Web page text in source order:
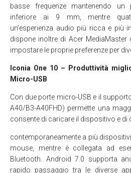
basse frequenze mantenendo
inferiore ai 9 mm, mentre
un’esperienza audio più ricca e più
dispone inoltre di Acer MediaMaster
impostare le proprie preferenze per
Iconia One 10 – Produttività
Micro-USB
Con due porte micro-USB e il
A40/B3-A40FHD) permette una
consente di caricare il dispositivo e di
contemporaneamente a più
mouse, mentre è collegata ad
Bluetooth. Android 7.0 supporta
rapido passaggio tra le diverse